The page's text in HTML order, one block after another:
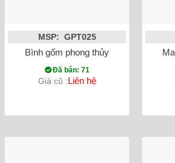
MSP: GPT025
Bình gốm phong thủy mai bình chim
Đã bán: 71
Giá cũ :Liên hệ